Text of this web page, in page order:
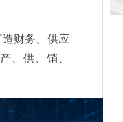
财务、供应
、供、销、